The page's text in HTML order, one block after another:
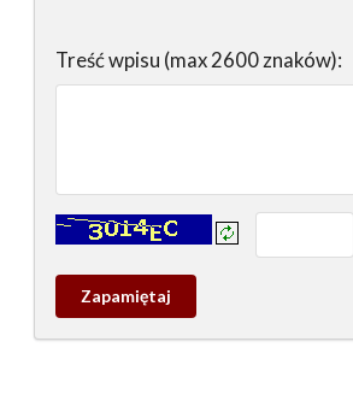
Treść wpisu (max 2600 znaków):
Kontrola - wprowadź tekst z obrazka:
Zapamietaj
wpis